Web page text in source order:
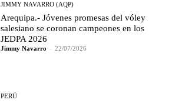
JIMMY NAVARRO (AQP)
Arequipa.- Jóvenes promesas del vóley
salesiano se coronan campeones en los
JEDPA 2026
Jimmy Navarro - 22/07/2026
PERÚ